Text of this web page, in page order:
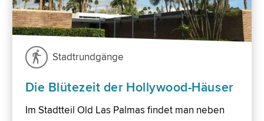
Stadtrundgänge
Die Blütezeit der Hollywood-Häuser
Im Stadtteil Old Las Palmas findet man neben